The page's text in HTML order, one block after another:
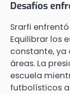
Desafíos
Srarfi
Equilibrar los
constante, ya
áreas. La
escuela
futbolísticos